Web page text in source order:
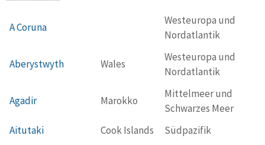
A Coruna
Westeuropa und
Nordatlantik
Aberystwyth Wales
Westeuropa und
Nordatlantik
Agadir Marokko
Mittelmeer und
Schwarzes Meer
Aitutaki
Cook Islands
Südpazifik